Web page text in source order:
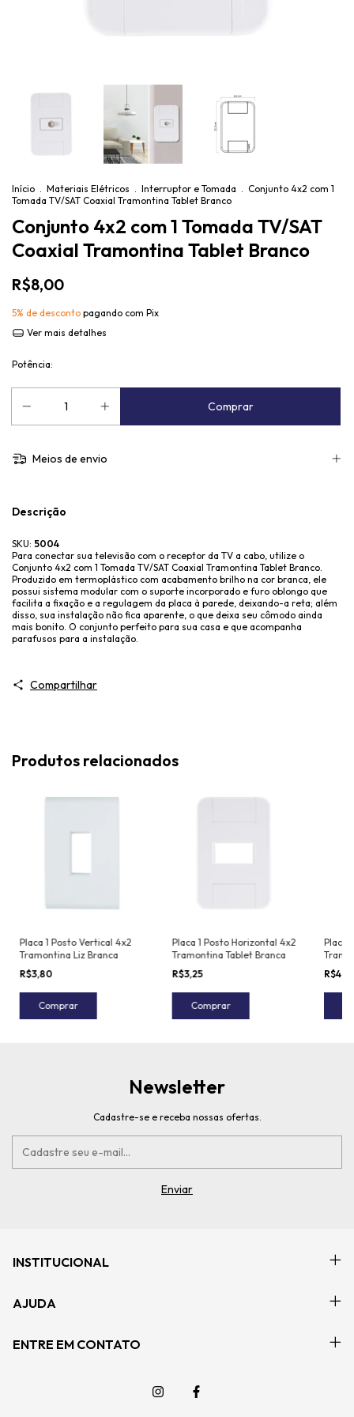
Início . Materiais Elétricos . Interruptor e Tomada . Conjunto 4x2 com 1
Tomada TV/SAT Coaxial Tramontina Tablet Branco
Conjunto 4x2 com 1 Tomada TV/SAT
Coaxial Tramontina Tablet Branco
R$8,00
5% de desconto pagando com Pix
Ver mais detalhes
Potência:
Meios de envio
Descrição
SKU: 5004
Para conectar sua televisão com o receptor da TV a cabo, utilize o
Conjunto 4x2 com 1 Tomada TV/SAT Coaxial Tramontina Tablet Branco.
Produzido em termoplástico com acabamento brilho na cor branca, ele
possui sistema modular com o suporte incorporado e furo oblongo que
facilita a fixação e a regulagem da placa à parede, deixando-a reta; além
disso, sua instalação não fica aparente, o que deixa seu cômodo ainda
mais bonito. O conjunto perfeito para sua casa e que acompanha
parafusos para a instalação.
Compartilhar
Produtos relacionados
Placa 1 Posto Vertical 4x2
Tramontina Liz Branca
R$3,80
Comprar
Placa 1 Posto Horizontal 4x2
Tramontina Tablet Branca
R$3,25
Comprar
Placa
Newsletter
Cadastre-se e receba nossas ofertas.
INSTITUCIONAL
AJUDA
ENTRE EM CONTATO